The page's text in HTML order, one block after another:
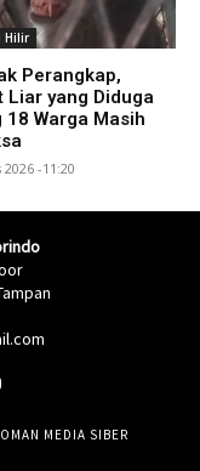
Hilir
Perangkap,
Liar yang Diduga
18 Warga Masih
-11:20
MEDIA SIBER